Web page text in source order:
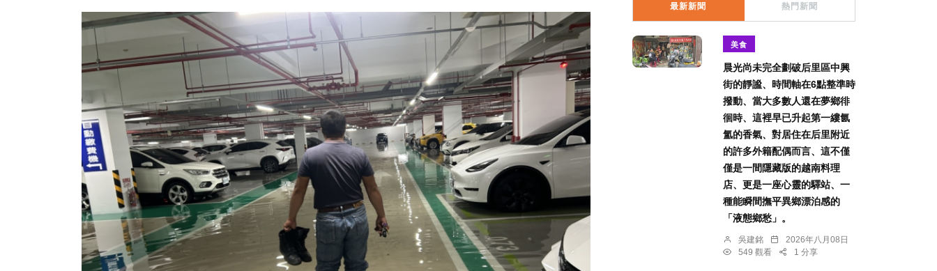
最新新聞 熱門新聞
美食
晨光尚未完全劃破后里區中興
街的靜謐、時間軸在6點整準時
撥動、當大多數人還在夢鄉徘
徊時、這裡早已升起第一縷氤
氳的香氣、對居住在后里附近
的許多外籍配偶而言、這不僅
僅是一間隱藏版的越南料理
店、更是一座心靈的驛站、一
種能瞬間撫平異鄉漂泊感的
「液態鄉愁」。
吳建銘
2026年八月08日
549 觀看
1 分享